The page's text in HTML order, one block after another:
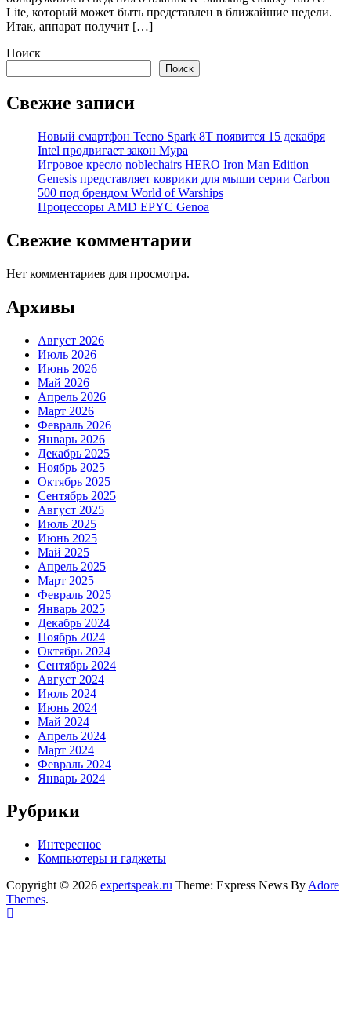
Lite, который может быть представлен в ближайшие недели.
Итак, аппарат получит […]
Поиск
Поиск
Свежие записи
Новый смартфон Tecno Spark 8T появится 15 декабря
Intel продвигает закон Мура
Игровое кресло noblechairs HERO Iron Man Edition
Genesis представляет коврики для мыши серии Carbon
500 под брендом World of Warships
Процессоры AMD EPYC Genoa
Свежие комментарии
Нет комментариев для просмотра.
Архивы
Август 2026
Июль 2026
Июнь 2026
Май 2026
Апрель 2026
Март 2026
Февраль 2026
Январь 2026
Декабрь 2025
Ноябрь 2025
Октябрь 2025
Сентябрь 2025
Август 2025
Июль 2025
Июнь 2025
Май 2025
Апрель 2025
Март 2025
Февраль 2025
Январь 2025
Декабрь 2024
Ноябрь 2024
Октябрь 2024
Сентябрь 2024
Август 2024
Июль 2024
Июнь 2024
Май 2024
Апрель 2024
Март 2024
Февраль 2024
Январь 2024
Рубрики
Интересное
Компьютеры и гаджеты
Copyright © 2026 expertspeak.ru Theme: Express News By Adore
Themes.